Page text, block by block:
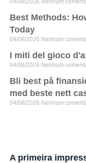
04/08/2026 Nenhum
Best Methods:
Today
04/08/2026 Nenhum
I miti del gioco
04/08/2026 Nenhum
Bli best på
med beste nett
04/08/2026 Nenhum
A primeira